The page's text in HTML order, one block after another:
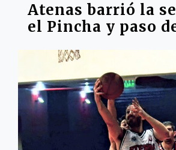
Atenas barrió la
el Pincha y paso